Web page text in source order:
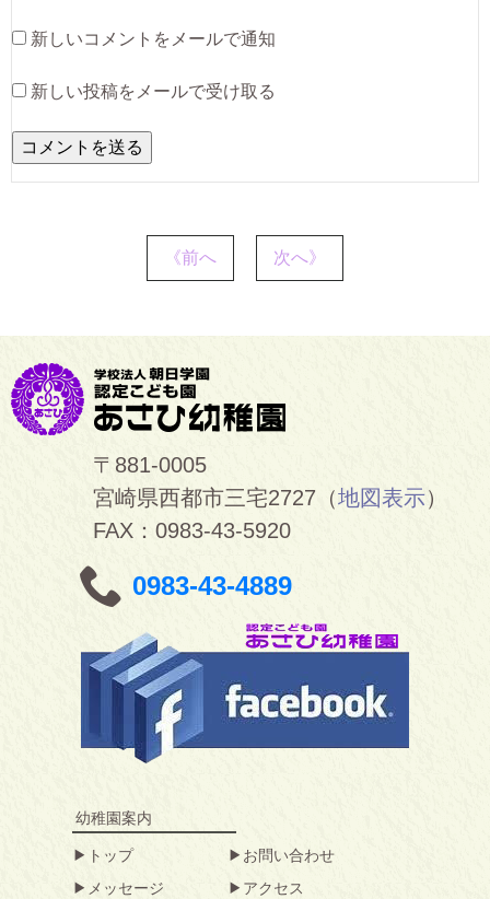
新しいコメントをメールで通知
新しい投稿をメールで受け取る
《前へ 次へ》
〒881-0005
宮崎県西都市三宅2727（地図表示）
FAX：0983-43-5920
0983-43-4889
幼稚園案内
トップ
メッセージ
お問い合わせ
アクセス